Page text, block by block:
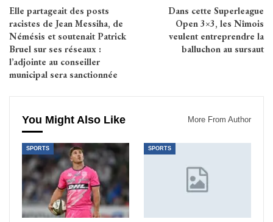
Elle partageait des posts
racistes de Jean Messiha, de
Némésis et soutenait Patrick
Bruel sur ses réseaux :
l’adjointe au conseiller
municipal sera sanctionnée
Dans cette Superleague
Open 3×3, les Nîmois
veulent entreprendre la
balluchon au sursaut
You Might Also Like More From Author
SPORTS SPORTS